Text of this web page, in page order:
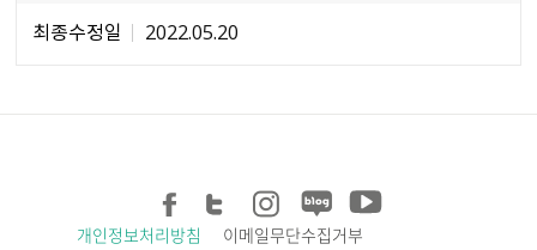
최종수정일 2022.05.20
개인정보처리방침
이메일무단수집거부